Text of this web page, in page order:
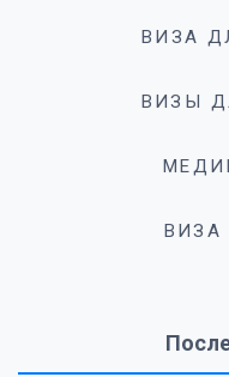
ВИЗА
ВИЗЫ
ВИЗА